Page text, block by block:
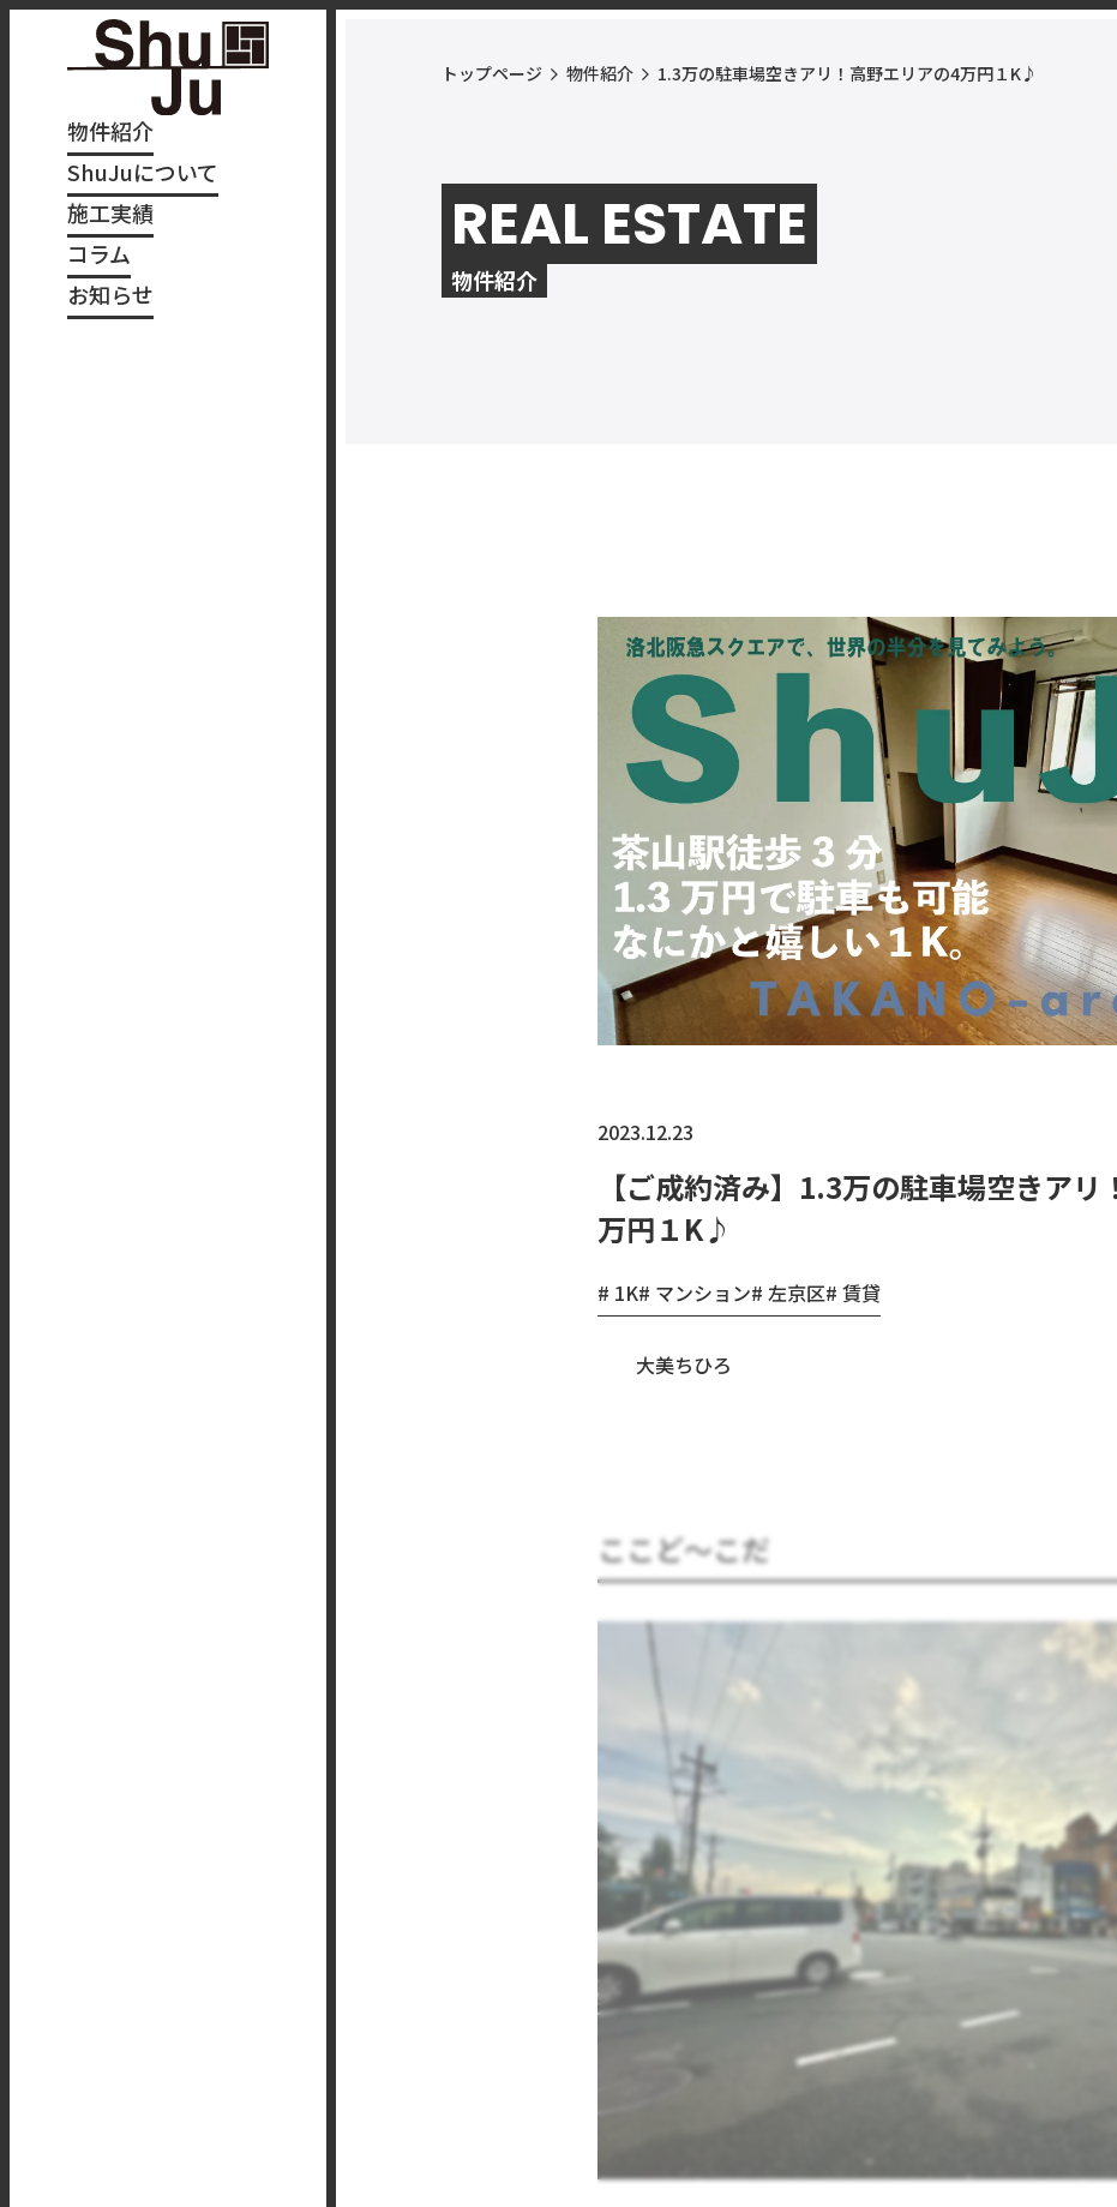
物件紹介
ShuJuについて
施工実績
コラム
お知らせ
トップページ 物件紹介 1.3万の駐車場空きアリ！高野エリアの4万円１K♪
REAL ESTATE
物件紹介
2023.12.23
【ご成約済み】1.3万の駐車場空きア
万円１K♪
1K マンション 左京区 賃貸
大美ちひろ
ここど～こだ